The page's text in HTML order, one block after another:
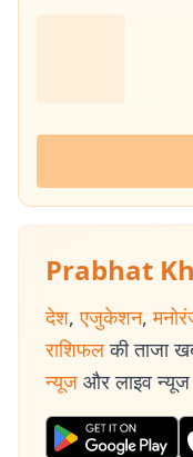
Prabhat
देश, एजुकेशन,
राशिफल की ताजा
न्यूज और लाइव